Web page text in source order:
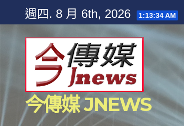
content
週四. 8 月 6th, 2026 1:13:37 AM
今傳媒 JNEWS